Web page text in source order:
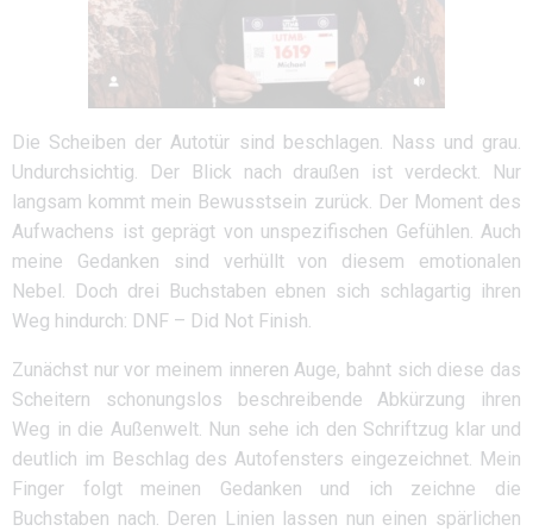
Die Scheiben der Autotür sind beschlagen. Nass und grau.
Undurchsichtig. Der Blick nach draußen ist verdeckt. Nur
langsam kommt mein Bewusstsein zurück. Der Moment des
Aufwachens ist geprägt von unspezifischen Gefühlen. Auch
meine Gedanken sind verhüllt von diesem emotionalen
Nebel. Doch drei Buchstaben ebnen sich schlagartig ihren
Weg hindurch: DNF – Did Not Finish.
Zunächst nur vor meinem inneren Auge, bahnt sich diese das
Scheitern schonungslos beschreibende Abkürzung ihren
Weg in die Außenwelt. Nun sehe ich den Schriftzug klar und
deutlich im Beschlag des Autofensters eingezeichnet. Mein
Finger folgt meinen Gedanken und ich zeichne die
Buchstaben nach. Deren Linien lassen nun einen spärlichen